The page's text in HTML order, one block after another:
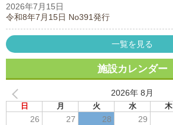
2026年7月15日
令和8年7月15日 No391発行
一覧を見る
施設カレンダー
2026年 8月
日 月 火 水 木
26 27 28 29